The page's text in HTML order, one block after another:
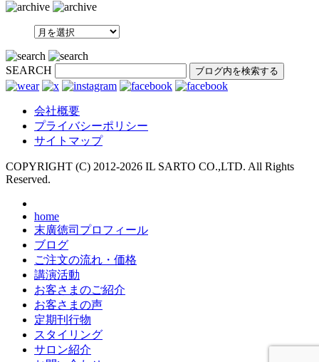
SEARCH
会社概要
プライバシーポリシー
サイトマップ
COPYRIGHT (C) 2012-2026 IL SARTO CO.,LTD. All Rights
Reserved.
home
末廣徳司プロフィール
ブログ
ご注文の流れ・価格
講演活動
お客さまのご紹介
お客さまの声
定期刊行物
スタイリング
サロン紹介